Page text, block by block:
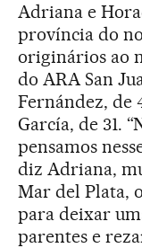
Adriana e
província do
originários ao
do ARA San
Fernández, de
García, de 31.
pensamos
diz Adriana,
Mar del Plata,
para deixar
parentes e